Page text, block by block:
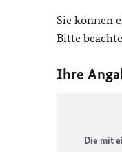
Sie können
Bitte
Ihre
Die mit